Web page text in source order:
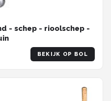
- schep - rioolschep -
BEKIJK OP BOL